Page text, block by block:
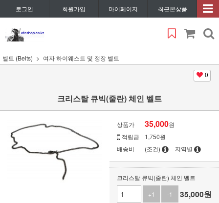
로그인 회원가입 마이페이지 최근본상품
벨트 (Belts) 여자 하이웨스트 및 정장 벨트
0
크리스탈 큐빅(줄란) 체인 벨트
상품가 35,000원
적립금
1,750원
배송비
(조건) 지역별
크리스탈 큐빅(줄란) 체인 벨트
+1
-1 35,000원